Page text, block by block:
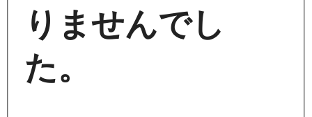
りませんでし
た。